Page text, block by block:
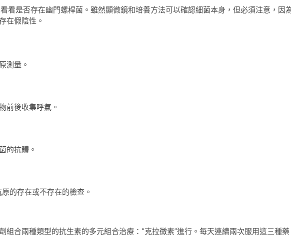
看是否存在幽門螺桿菌。雖然顯微鏡和培養方法可以確認細菌本身，但必須注意，因
在假陰性。
測量。
前後收集呼氣。
的抗體。
的存在或不存在的檢查。
組合兩種類型的抗生素的多元組合治療：“克拉黴素”進行。每天連續兩次服用這三種藥